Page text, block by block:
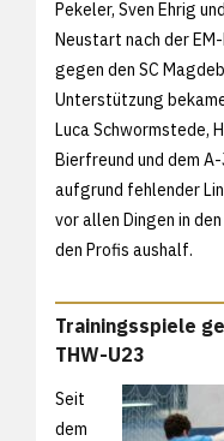
Pekeler, Sven Ehrig
Neustart nach der
gegen den SC
Unterstützung
Luca Schwormstede,
Bierfreund und dem
aufgrund fehlender
vor allen Dingen in
den Profis aushalf.
Trainingsspiele
THW-U23
Seit
dem